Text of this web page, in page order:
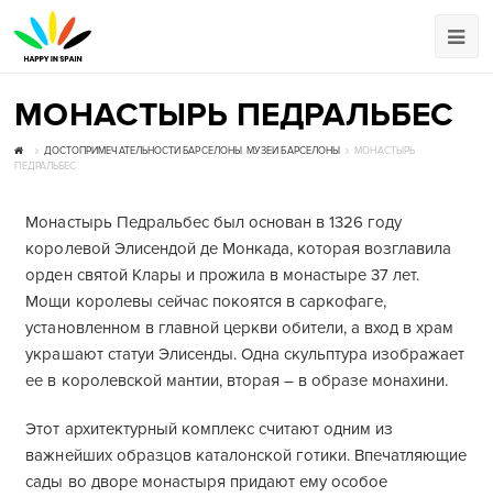
МОНАСТЫРЬ ПЕДРАЛЬБЕС
ДОСТОПРИМЕЧАТЕЛЬНОСТИ БАРСЕЛОНЫ , МУЗЕИ БАРСЕЛОНЫ
МОНАСТЫРЬ
ПЕДРАЛЬБЕС
Монастырь Педральбес был основан в 1326 году
королевой Элисендой де Монкада, которая возглавила
орден святой Клары и прожила в монастыре 37 лет.
Мощи королевы сейчас покоятся в саркофаге,
установленном в главной церкви обители, а вход в храм
украшают статуи Элисенды. Одна скульптура изображает
ее в королевской мантии, вторая – в образе монахини.
Этот архитектурный комплекс считают одним из
важнейших образцов каталонской готики. Впечатляющие
сады во дворе монастыря придают ему особое